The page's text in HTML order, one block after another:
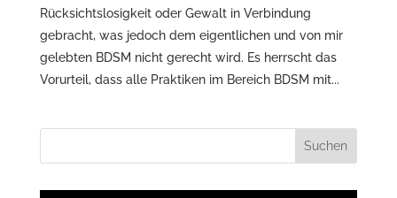
Rücksichtslosigkeit oder Gewalt in Verbindung
gebracht, was jedoch dem eigentlichen und von mir
gelebten BDSM nicht gerecht wird. Es herrscht das
Vorurteil, dass alle Praktiken im Bereich BDSM mit...